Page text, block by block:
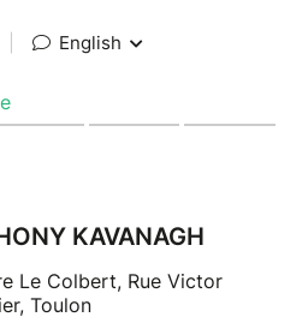
English
KAVANAGH
Le Colbert, Rue Victor
Toulon